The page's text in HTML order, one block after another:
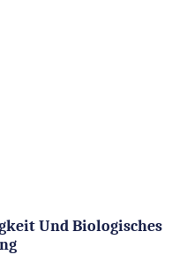
Und Biologisches